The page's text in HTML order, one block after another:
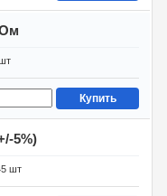
Купить
5%)
шт